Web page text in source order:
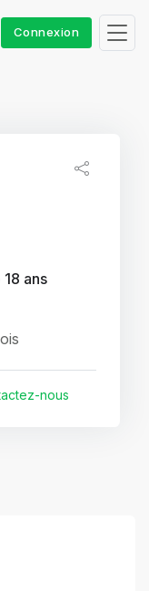
Connexion
ans
nous